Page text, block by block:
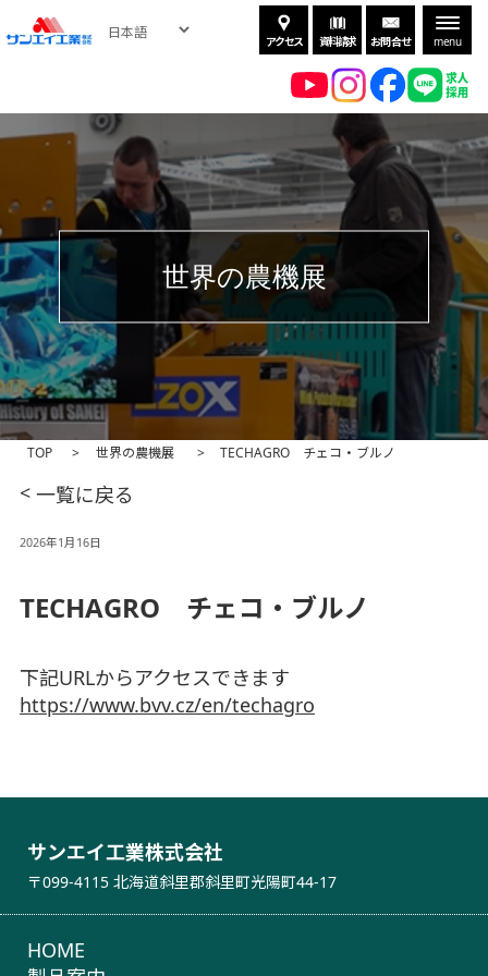
アクセス 資料請求 お問合せ menu
世界の農機展
TOP 世界の農機展 TECHAGRO チェコ・ブルノ
< 一覧に戻る
2026年1月16日
TECHAGRO チェコ・ブルノ
下記URLからアクセスできます
https://www.bvv.cz/en/techagro
サンエイ工業株式会社
〒099-4115 北海道斜里郡斜里町光陽町44-17
HOME